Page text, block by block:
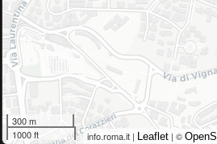
300 m
1000 ft
info.roma.it | Leaflet | ©